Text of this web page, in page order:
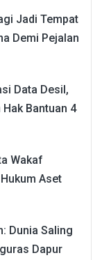
Jadi Tempat
Demi Pejalan
Data Desil,
Bantuan 4
Wakaf
Aset
Dunia Saling
Dapur